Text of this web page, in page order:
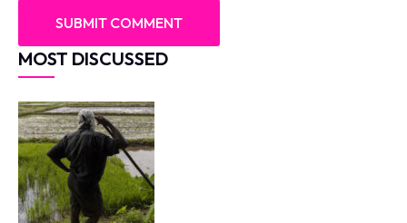
MOST DISCUSSED